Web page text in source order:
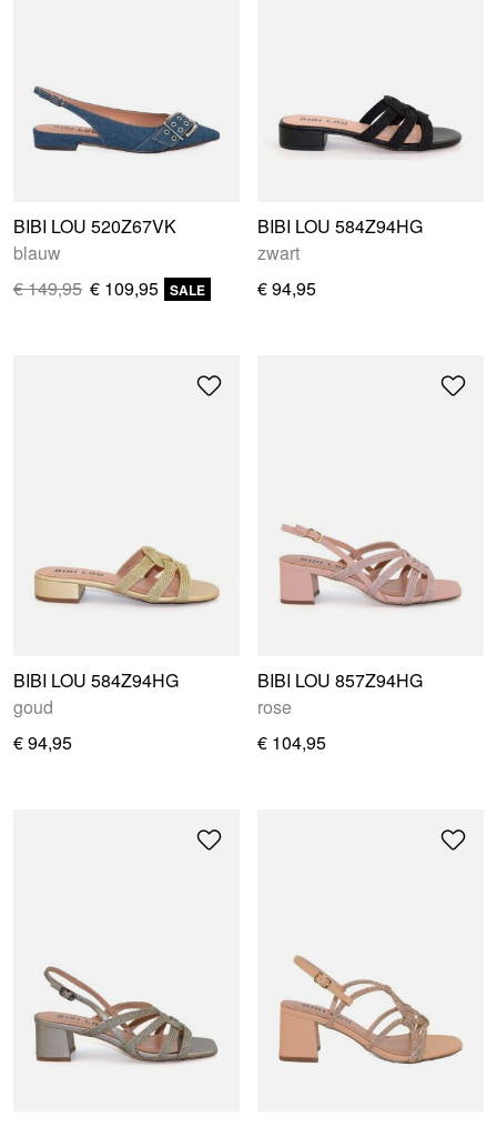
BIBI LOU 520Z67VK
blauw
€ 149,95 € 109,95 SALE
BIBI LOU 584Z94HG
zwart
€ 94,95
BIBI LOU 584Z94HG
goud
€ 94,95
BIBI LOU 857Z94HG
rose
€ 104,95